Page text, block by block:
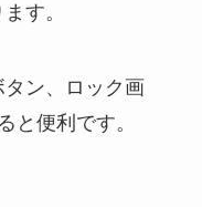
す。
ン、ロック画
と便利です。